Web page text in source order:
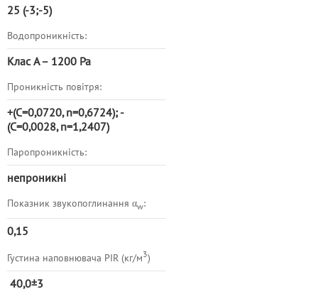
25 (-3;-5)
Водопроникність:
Клас A – 1200 Pa
Проникність повітря:
+(C=0,0720, n=0,6724); -
(C=0,0028, n=1,2407)
Паропроникність:
непроникні
Показник звукопоглинання αw:
0,15
Густина наповнювача PIR (кг/м3)
40,0±3